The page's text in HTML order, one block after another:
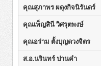
คุณสุภาพร ผดุงกิจนิรันดร์
คุณเพ็ญสินี วิศรุตพงษ์
คุณอร่าม ตั้งบุญดวงจิตร
ส.อ.นรินทร์ ปานคำ